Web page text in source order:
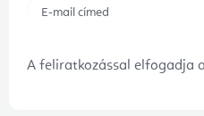
A feliratkozással elfogadja